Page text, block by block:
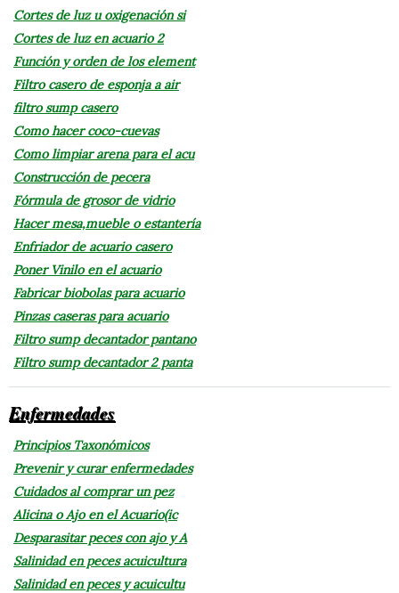
Cortes de luz u oxigenación si
Cortes de luz en acuario 2
Función y orden de los element
Filtro casero de esponja a air
filtro sump casero
Como hacer coco-cuevas
Como limpiar arena para el acu
Construcción de pecera
Fórmula de grosor de vidrio
Hacer mesa,mueble o estantería
Enfriador de acuario casero
Poner Vinilo en el acuario
Fabricar biobolas para acuario
Pinzas caseras para acuario
Filtro sump decantador pantano
Filtro sump decantador 2 panta
Enfermedades
Principios Taxonómicos
Prevenir y curar enfermedades
Cuidados al comprar un pez
Alicina o Ajo en el Acuario(ic
Desparasitar peces con ajo y A
Salinidad en peces acuicultura
Salinidad en peces y acuicultu